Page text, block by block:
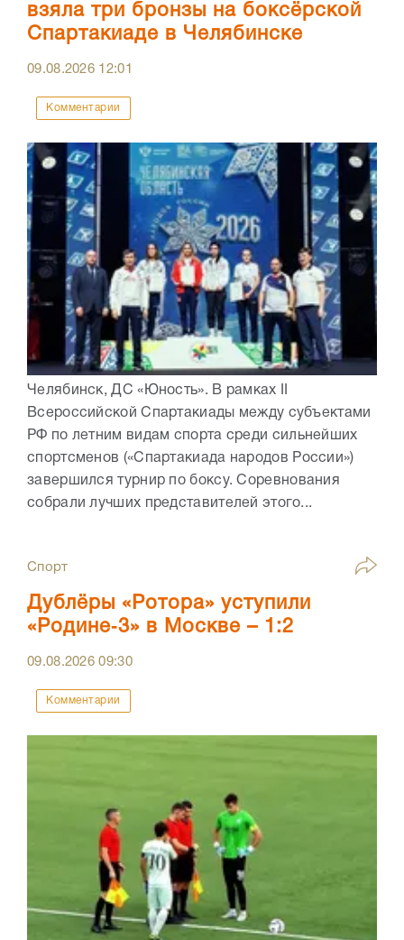
взяла три бронзы на боксёрской
Спартакиаде в Челябинске
09.08.2026 12:01
Комментарии
Челябинск, ДС «Юность». В рамках II
Всероссийской Спартакиады между субъектами
РФ по летним видам спорта среди сильнейших
спортсменов («Спартакиада народов России»)
завершился турнир по боксу. Соревнования
собрали лучших представителей этого...
Спорт
Дублёры «Ротора» уступили
«Родине‑3» в Москве – 1:2
09.08.202609:30
Комментарии